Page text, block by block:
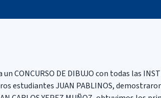
CONCURSO DE DIBUJO con todas las
estudiantes JUAN PABLINOS,